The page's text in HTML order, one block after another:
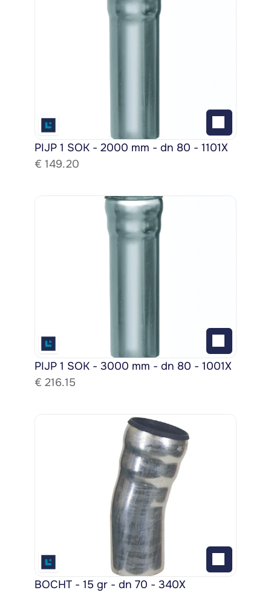
PIJP 1 SOK - 2000 mm - dn 80 - 1101X
€ 149.20
PIJP 1 SOK - 3000 mm - dn 80 - 1001X
€ 216.15
BOCHT - 15 gr - dn 70 - 340X